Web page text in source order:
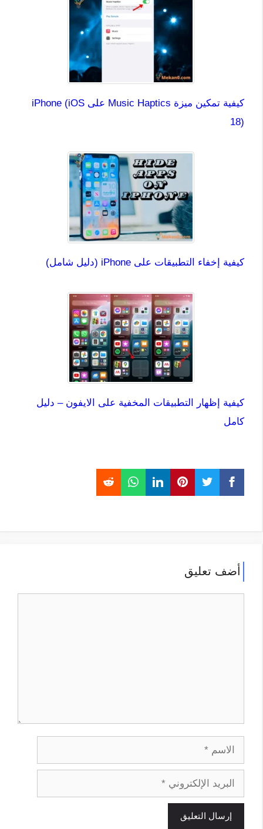
كيفية تمكين ميزة Music Haptics على iPhone (iOS
18)
كيفية إخفاء التطبيقات على iPhone (دليل شامل)
كيفية إظهار التطبيقات المخفية على الايفون – دليل
كامل
أضف تعليق
الاسم
البريد
الإلكتروني